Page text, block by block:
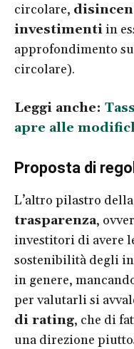
circolare,
investimentiin
approfondimento
circolare).
Leggi anche:
apre alle
Proposta di
L’altro pilastro
trasparenza,
investitori di avere
sostenibilità degli
in genere,
per valutarli si
di rating, che di
una direzione